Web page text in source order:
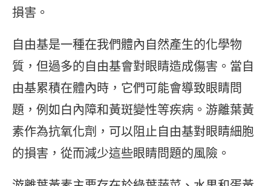
損害。
自由基是一種在我們體內自然產生的化學物
質，但過多的自由基會對眼睛造成傷害。當自
由基累積在體內時，它們可能會導致眼睛問
題，例如白內障和黃斑變性等疾病。游離葉黃
素作為抗氧化劑，可以阻止自由基對眼睛細胞
的損害，從而減少這些眼睛問題的風險。